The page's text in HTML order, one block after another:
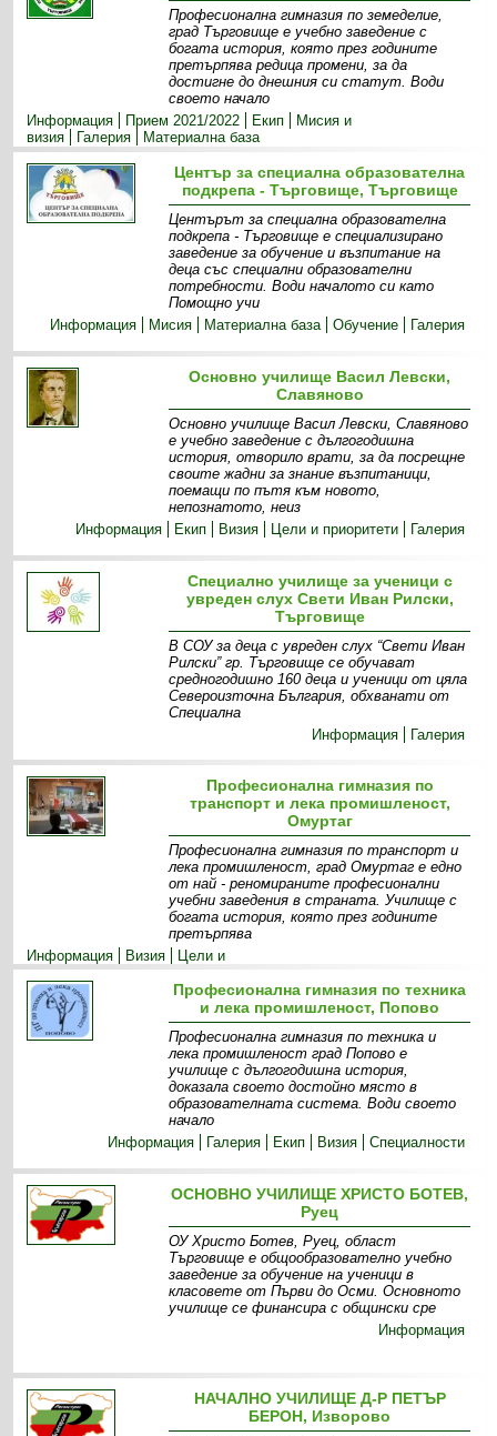
Професионална гимназия по земеделие,
град Търговище е учебно заведение с
богата история, която през годините
претърпява редица промени, за да
достигне до днешния си статут. Води
своето начало
Информация
Прием 2021/2022 Екип
Мисия и
визия
Галерия Материална база
Център за специална образователна
подкрепа - Търговище, Търговище
Центърът за специална образователна
подкрепа - Търговище е специализирано
заведение за обучение и възпитание на
деца със специални образователни
потребности. Води началото си като
Помощно учи
Информация
Мисия Материална база Обучение Галерия
Основно училище Васил Левски,
Славяново
Основно училище Васил Левски, Славяново
е учебно заведение с дългогодишна
история, отворило врати, за да посрещне
своите жадни за знание възпитаници,
поемащи по пътя към новото,
непознатото, неиз
Информация
Екип Визия Цели и приоритети Галерия
Специално училище за ученици с
увреден слух Свети Иван Рилски,
Търговище
В СОУ за деца с увреден слух “Свети Иван
Рилски” гр. Търговище се обучават
средногодишно 160 деца и ученици от цяла
Североизточна България, обхванати от
Специална
Информация
Галерия
Професионална гимназия по
транспорт и лека промишленост,
Омуртаг
Професионална гимназия по транспорт и
лека промишленост, град Омуртаг е едно
от най - реномираните професионални
учебни заведения в страната. Училище с
богата история, която през годините
претърпява
Информация
Визия
Цели и
приоритети
Екип
Професионална гимназия по техника
и лека промишленост, Попово
Професионална гимназия по техника и
лека промишленост град Попово е
училище с дългогодишна история,
доказала своето достойно място в
образователната система. Води своето
начало
Информация
Галерия Екип Визия Специалности
ОСНОВНО УЧИЛИЩЕ ХРИСТО БОТЕВ,
Руец
ОУ Христо Ботев, Руец, област
Търговище е общообразователно учебно
заведение за обучение на ученици в
класовете от Първи до Осми. Основното
училище се финансира с общински сре
Информация
НАЧАЛНО УЧИЛИЩЕ Д-Р ПЕТЪР
БЕРОН, Изворово